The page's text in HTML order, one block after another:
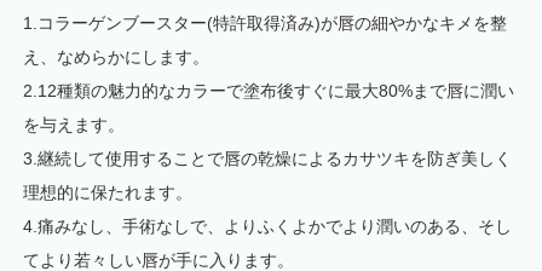
1.コラーゲンブースター(特許取得済み)が唇の細やかなキメを整
え、なめらかにします。
2.12種類の魅力的なカラーで塗布後すぐに最大80%まで唇に潤い
を与えます。
3.継続して使用することで唇の乾燥によるカサツキを防ぎ美しく
理想的に保たれます。
4.痛みなし、手術なしで、よりふくよかでより潤いのある、そし
てより若々しい唇が手に入ります。